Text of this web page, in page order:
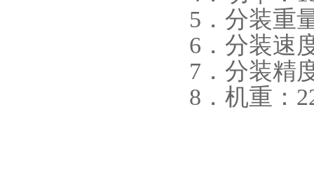
5．分装重
6．分装速
7．分装精
8．机重：